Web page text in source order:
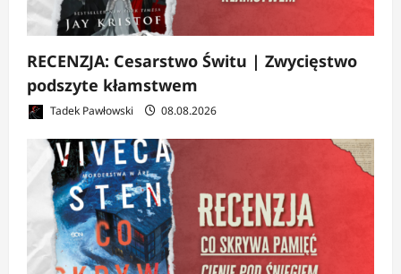
RECENZJA: Cesarstwo Świtu | Zwycięstwo
podszyte kłamstwem
Tadek Pawłowski 08.08.2026